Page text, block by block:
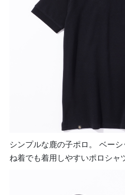
シンプルな鹿の子ポロ。 ベー
ね着でも着用しやすいポロシャ